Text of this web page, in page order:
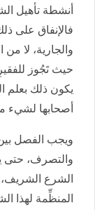
أنشطة تأهيل
فالإنفاق على
والجارية، لا
حيث تَجُوز
يكون ذلك بعلم
أصحابها لشيء
ويجب الفصل
والتصرف، حتى
الشرع الشريف،
المنظِّمة لهذا